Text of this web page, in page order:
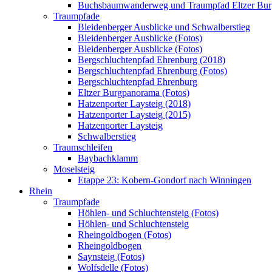
Buchsbaumwanderweg und Traumpfad Eltzer
Traumpfade
Bleidenberger Ausblicke und Schwalberstieg
Bleidenberger Ausblicke (Fotos)
Bleidenberger Ausblicke (Fotos)
Bergschluchtenpfad Ehrenburg (2018)
Bergschluchtenpfad Ehrenburg (Fotos)
Bergschluchtenpfad Ehrenburg
Eltzer Burgpanorama (Fotos)
Hatzenporter Laysteig (2018)
Hatzenporter Laysteig (2015)
Hatzenporter Laysteig
Schwalberstieg
Traumschleifen
Baybachklamm
Moselsteig
Etappe 23: Kobern-Gondorf nach Winningen
Rhein
Traumpfade
Höhlen- und Schluchtensteig (Fotos)
Höhlen- und Schluchtensteig
Rheingoldbogen (Fotos)
Rheingoldbogen
Saynsteig (Fotos)
Wolfsdelle (Fotos)